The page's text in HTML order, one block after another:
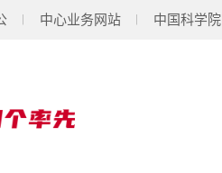
中心业务网站 中国科学院